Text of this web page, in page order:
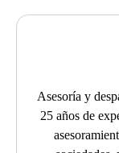
Asesoría y
25 años de